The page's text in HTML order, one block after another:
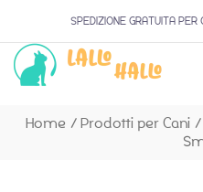
SPEDIZIONE GRATUITA PER
Home / Prodotti per Cani /